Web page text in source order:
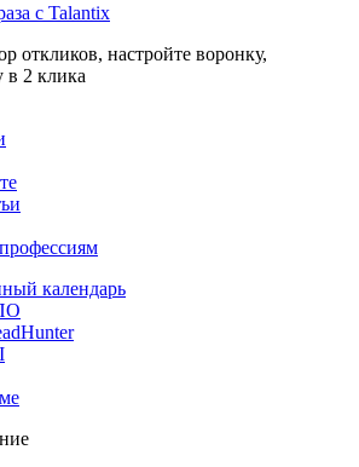
с Talantix
откликов, настройте воронку,
в 2 клика
календарь